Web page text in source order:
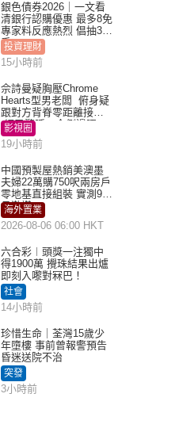
銀色債券2026｜一文看
清銀行認購優惠 最多8免
專家料反應熱烈 倡抽30
手
投資理財
15小時前
佘詩曼疑胸壓Chrome
Hearts型男老闆 俯身疑
跟對方背脊零距離接觸
網民驚呼：企側邊唔
得？
影視圈
19小時前
中國預製屋熱銷美澳墨
夫婦22萬購750呎兩房戶
零地基直接組裝 實測9個
月激讚
海外置業
2026-08-06 06:00 HKT
六合彩︱頭獎一注獨中
得1900萬 攪珠結果出爐
即刻入嚟對冧巴！
社會
14小時前
珍惜生命｜荃灣15歲少
年墮樓 事前曾報警預告
昏迷送院不治
突發
3小時前